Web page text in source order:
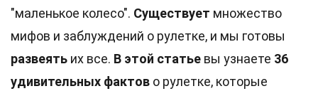
"маленькое колесо". Существует множество
мифов и заблуждений о рулетке, и мы готовы
развеять их все. В этой статье вы узнаете 36
удивительных фактов о рулетке, которые